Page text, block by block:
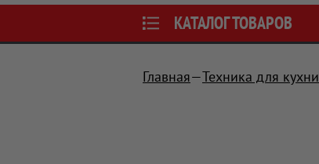
КАТАЛОГ ТОВАРОВ
Главная Техника для кухни